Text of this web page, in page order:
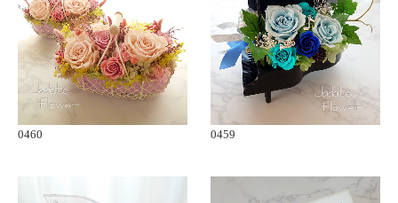
0460 0459